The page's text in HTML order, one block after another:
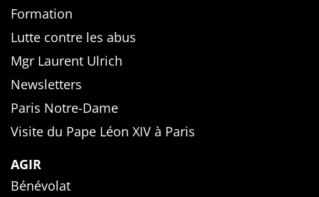
Formation
Lutte contre les abus
Mgr Laurent Ulrich
Newsletters
Paris Notre-Dame
Visite du Pape Léon XIV à Paris
AGIR
Bénévolat